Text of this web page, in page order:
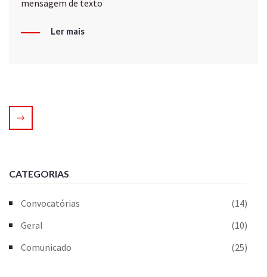
mensagem de texto
Ler mais
CATEGORIAS
Convocatórias
(14)
Geral
(10)
Comunicado
(25)